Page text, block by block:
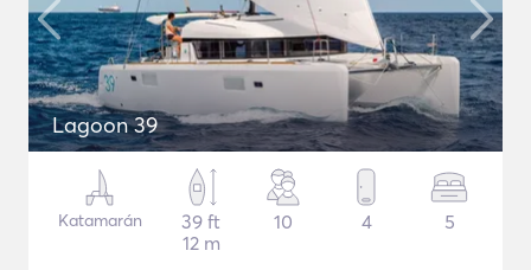
Lagoon 39
Katamarán
39 ft
12 m
10 4 5